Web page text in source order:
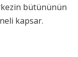
bütününün
kapsar.